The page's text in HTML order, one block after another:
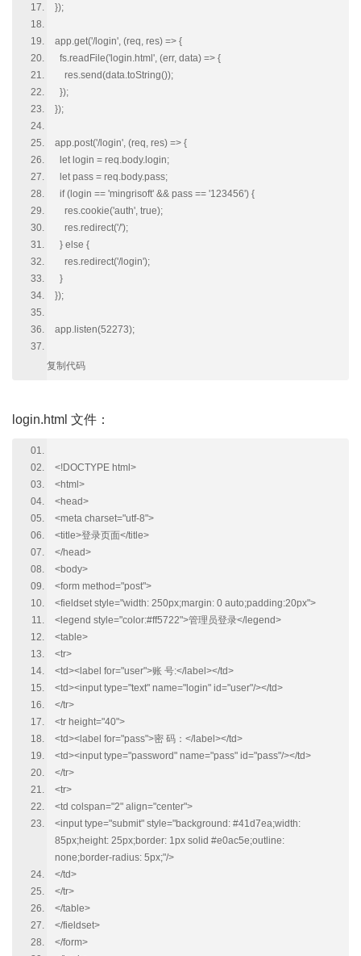
});
app.get('/login', (req, res) => {
fs.readFile('login.html', (err, data) => {
res.send(data.toString());
});
});
app.post('/login', (req, res) => {
let login = req.body.login;
let pass = req.body.pass;
if (login == 'mingrisoft' && pass == '123456') {
res.cookie('auth', true);
res.redirect('/');
} else {
res.redirect('/login');
}
});
app.listen(52273);
复制代码
login.html 文件：
<!DOCTYPE html>
<html>
<head>
<meta charset="utf-8">
<title>登录页面</title>
</head>
<body>
<form method="post">
<fieldset style="width: 250px;margin: 0 auto;padding:20px">
<legend style="color:#ff5722">管理员登录</legend>
<table>
<tr>
<td><label for="user">账 号:</label></td>
<td><input type="text" name="login" id="user"/></td>
</tr>
<tr height="40">
<td><label for="pass">密 码：</label></td>
<td><input type="password" name="pass" id="pass"/></td>
</tr>
<tr>
<td colspan="2" align="center">
<input type="submit" style="background: #41d7ea;width:
85px;height: 25px;border: 1px solid #e0ac5e;outline:
none;border-radius: 5px;"/>
</td>
</tr>
</table>
</fieldset>
</form>